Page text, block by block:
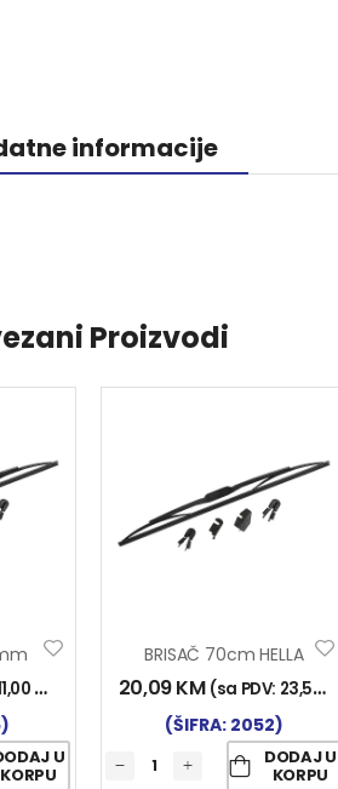
informacije
Proizvodi
KM
U
KORPU
BRISAČ 70cm HELLA
20,09KM (sa PDV: 23,50
(ŠIFRA: 2052)
DODAJ U
KORPU